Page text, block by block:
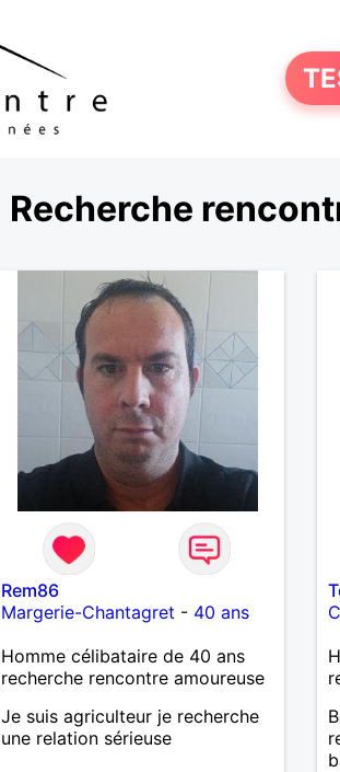
Recherche
Rem86
Margerie-Chantagret - 40 ans
Homme célibataire de 40 ans
recherche rencontre amoureuse
Je suis agriculteur je recherche
une relation sérieuse